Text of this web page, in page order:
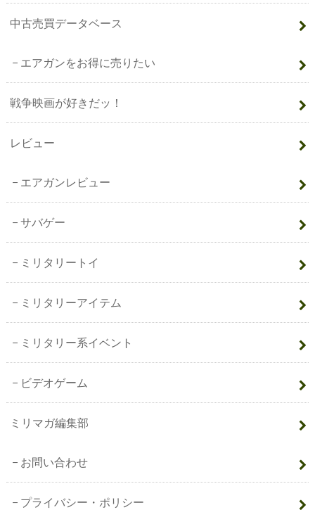
中古売買データベース
エアガンをお得に売りたい
戦争映画が好きだッ！
レビュー
エアガンレビュー
サバゲー
ミリタリートイ
ミリタリーアイテム
ミリタリー系イベント
ビデオゲーム
ミリマガ編集部
お問い合わせ
プライバシー・ポリシー